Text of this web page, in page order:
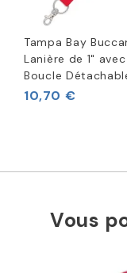
Tampa Bay
Lanière de 1" avec
Boucle
10,70 €
Vous